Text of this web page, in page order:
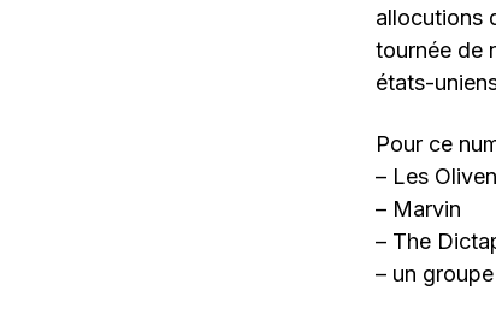
allocutions
tournée de
états-
Pour ce
– Les
– Marvin
– The
– un